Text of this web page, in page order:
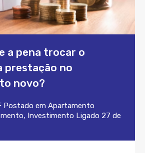
a pena trocar o
prestação no
novo?
Postado em Apartamento
, Investimento Ligado 27 de